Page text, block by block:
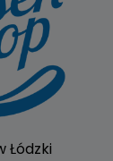
Łódzki